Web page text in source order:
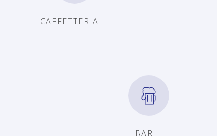
CAFFETTERIA
BAR